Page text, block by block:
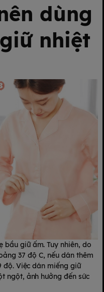
dùng
nhiệt
bầu giữ ấm. Tuy nhiên, do
37 độ C, nếu dán thêm
độ. Việc dán miếng giữ
ngột, ảnh hưởng đến sức